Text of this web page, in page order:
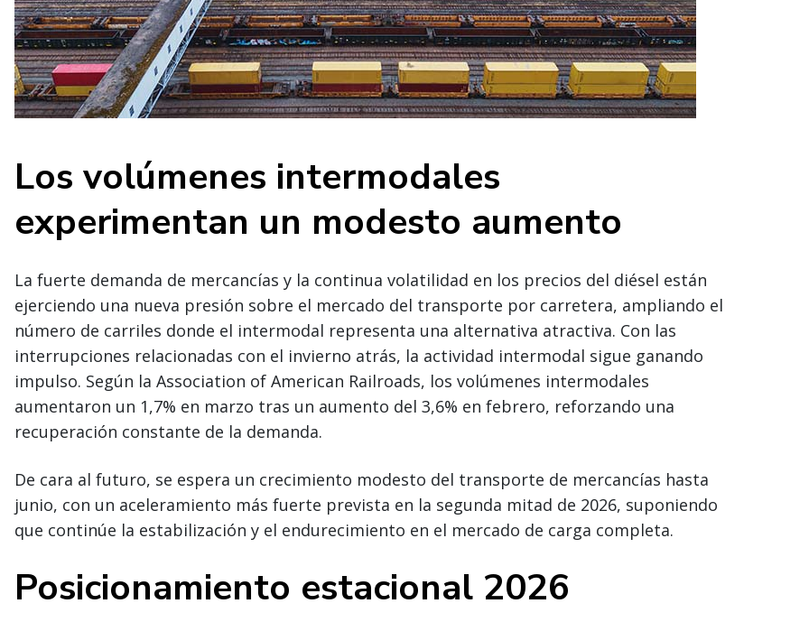
Los volúmenes intermodales
experimentan un modesto aumento
La fuerte demanda de mercancías y la continua volatilidad en los precios del diésel están
ejerciendo una nueva presión sobre el mercado del transporte por carretera, ampliando el
número de carriles donde el intermodal representa una alternativa atractiva. Con las
interrupciones relacionadas con el invierno atrás, la actividad intermodal sigue ganando
impulso. Según la Association of American Railroads, los volúmenes intermodales
aumentaron un 1,7% en marzo tras un aumento del 3,6% en febrero, reforzando una
recuperación constante de la demanda.
De cara al futuro, se espera un crecimiento modesto del transporte de mercancías hasta
junio, con un aceleramiento más fuerte prevista en la segunda mitad de 2026, suponiendo
que continúe la estabilización y el endurecimiento en el mercado de carga completa.
Posicionamiento estacional 2026